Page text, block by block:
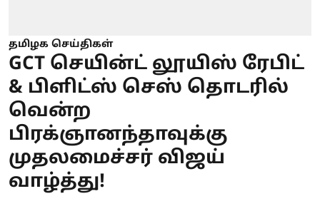
தமிழக செய்திகள்
GCT செயின்ட் லூயிஸ் ரேபிட்
& பிளிட்ஸ் செஸ் தொடரில்
வென்ற
பிரக்ஞானந்தாவுக்கு
முதலமைச்சர் விஜய்
வாழ்த்து!